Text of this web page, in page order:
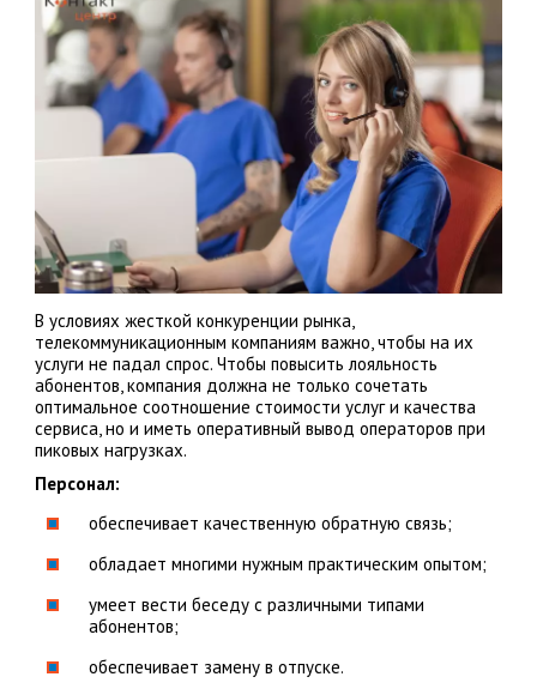
В условиях жесткой конкуренции рынка,
телекоммуникационным компаниям важно, чтобы на их
услуги не падал спрос. Чтобы повысить лояльность
абонентов, компания должна не только сочетать
оптимальное соотношение стоимости услуг и качества
сервиса, но и иметь оперативный вывод операторов при
пиковых нагрузках.
Персонал:
обеспечивает качественную обратную связь;
обладает многими нужным практическим опытом;
умеет вести беседу с различными типами
абонентов;
обеспечивает замену в отпуске.